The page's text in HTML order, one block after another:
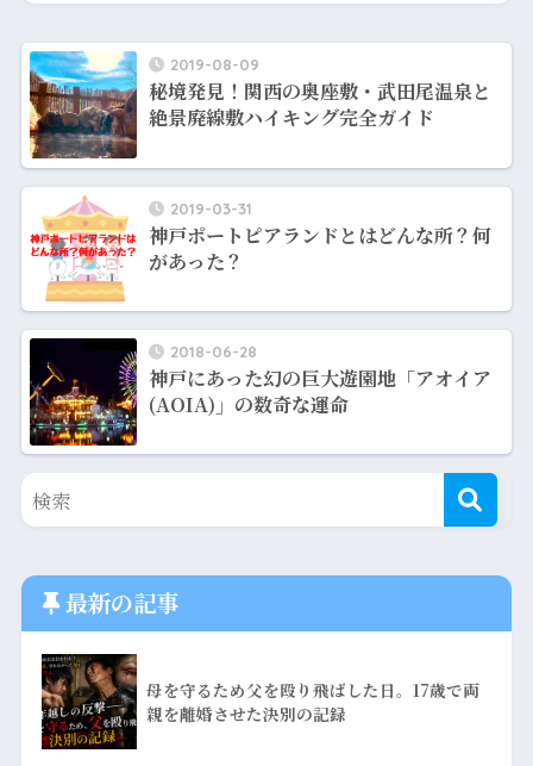
2019-08-09
秘境発見！関西の奥座敷・武田尾温泉と
絶景廃線敷ハイキング完全ガイド
2019-03-31
神戸ポートピアランドとはどんな所？何
があった？
2018-06-28
神戸にあった幻の巨大遊園地「アオイア
(AOIA)」の数奇な運命
最新の記事
母を守るため父を殴り飛ばした日。17歳で両
親を離婚させた決別の記録